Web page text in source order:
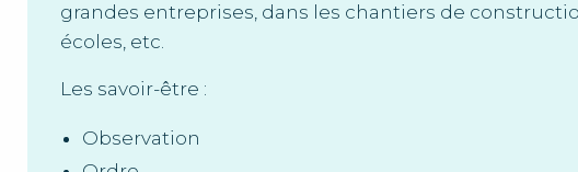
grandes entreprises, dans les chantiers de
écoles, etc.
Les savoir-être :
Observation